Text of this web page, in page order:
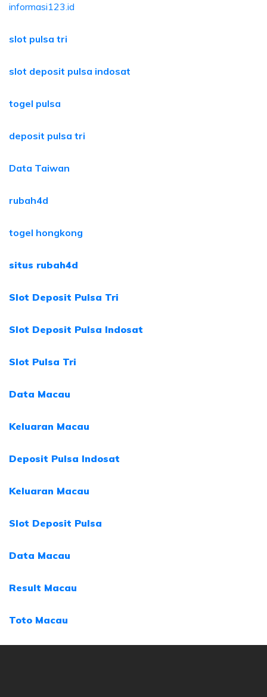
informasi123.id
slot pulsa tri
slot deposit pulsa indosat
togel pulsa
deposit pulsa tri
Data Taiwan
rubah4d
togel hongkong
situs rubah4d
Slot Deposit Pulsa Tri
Slot Deposit Pulsa Indosat
Slot Pulsa Tri
Data Macau
Keluaran Macau
Deposit Pulsa Indosat
Keluaran Macau
Slot Deposit Pulsa
Data Macau
Result Macau
Toto Macau